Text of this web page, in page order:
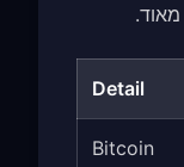
Detail
Bitcoin